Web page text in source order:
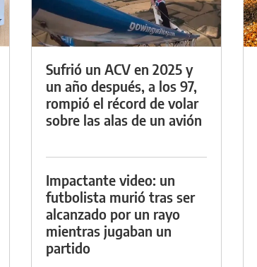
Sufrió un ACV en 2025 y
un año después, a los 97,
rompió el récord de volar
sobre las alas de un avión
Impactante video: un
futbolista murió tras ser
alcanzado por un rayo
mientras jugaban un
partido